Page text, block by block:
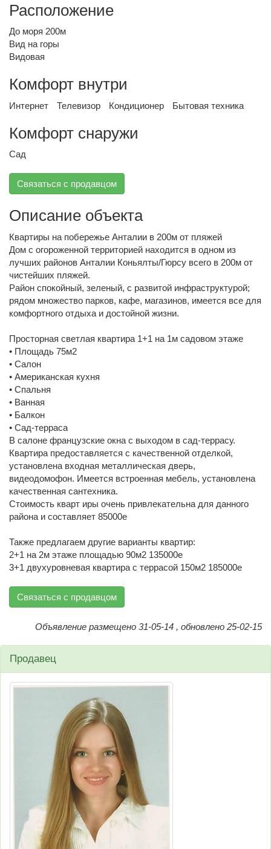
Расположение
До моря 200м
Вид на горы
Видовая
Комфорт внутри
Интернет Телевизор Кондиционер Бытовая техника
Комфорт снаружи
Сад
Связаться с продавцом
Описание объекта
Квартиры на побережье Анталии в 200м от пляжей
Дом с огороженной территорией находится в одном из
лучших районов Анталии Коньялты/Гюрсу всего в 200м от
чистейших пляжей.
Район спокойный, зеленый, с развитой инфраструктурой;
рядом множество парков, кафе, магазинов, имеется все для
комфортного отдыха и достойной жизни.
Просторная светлая квартира 1+1 на 1м садовом этаже
• Площадь 75м2
• Салон
• Американская кухня
• Спальня
• Ванная
• Балкон
• Сад-терраса
В салоне французские окна с выходом в сад-террасу.
Квартира предоставляется с качественной отделкой,
установлена входная металлическая дверь,
видеодомофон. Имеется встроенная мебель, установлена
качественная сантехника.
Стоимость кварт иры очень привлекательна для данного
района и составляет 85000е
Также предлагаем другие варианты квартир:
2+1 на 2м этаже площадью 90м2 135000е
3+1 двухуровневая квартира с террасой 150м2 185000е
Связаться с продавцом
Объявление размещено 31-05-14 , обновлено 25-02-15
Продавец